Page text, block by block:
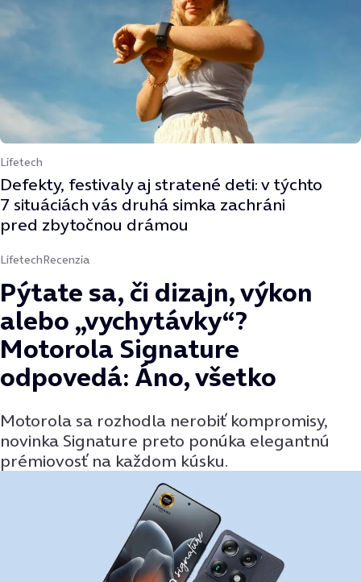
Lifetech
Defekty, festivaly aj stratené deti: v týchto
7 situáciách vás druhá simka zachráni
pred zbytočnou drámou
LifetechRecenzia
Pýtate sa, či dizajn, výkon
alebo „vychytávky“?
Motorola Signature
odpovedá: Áno, všetko
Motorola sa rozhodla nerobiť kompromisy,
novinka Signature preto ponúka elegantnú
prémiovosť na každom kúsku.